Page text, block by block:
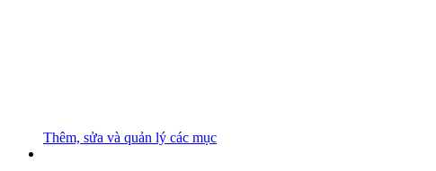
Thêm, sửa và quản lý các mục